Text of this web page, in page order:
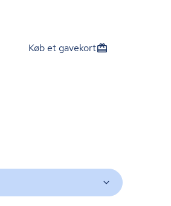
Køb et gavekort